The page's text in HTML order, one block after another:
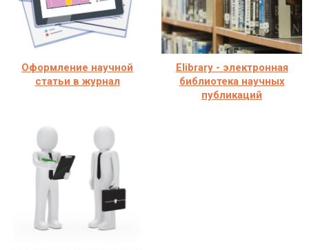
Оформление научной
статьи в журнал
Elibrary - электронная
библиотека научных
публикаций